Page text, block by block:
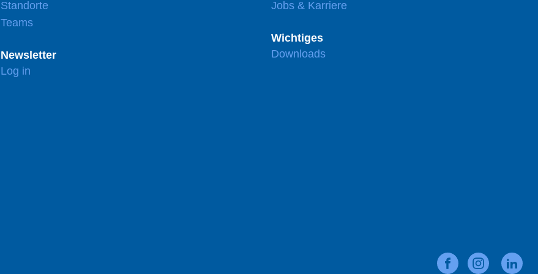
Standorte
Teams
Newsletter
Log in
Jobs & Karriere
Wichtiges
Downloads